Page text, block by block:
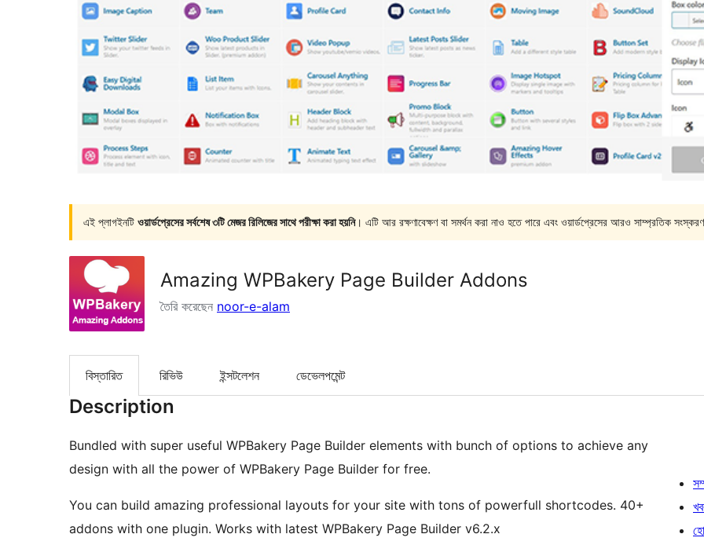
এই প্লাগইনটি ওয়ার্ডপ্রেসের সর্বশেষ ৩টি মেজর রিলিজের সাথে পরীক্ষা করা হয়নি। এটি আর রক্ষণাবেক্ষণ বা সমর্থন করা নাও হতে পারে এবং ওয়ার্ডপ্রেসের আরও সাম্প্রতিক
Amazing WPBakery Page Builder Addons
তৈরি করেছেন noor-e-alam
বিস্তারিত রিভিউ ইন্সটলেশন ডেভেলপমেন্ট
Description
Bundled with super useful WPBakery Page Builder elements with bunch of options to achieve any
design with all the power of WPBakery Page Builder for free.
You can build amazing professional layouts for your site with tons of powerfull shortcodes. 40+
addons with one plugin. Works with latest WPBakery Page Builder v6.2.x